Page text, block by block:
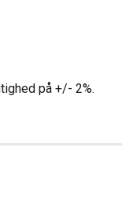
på +/- 2%.